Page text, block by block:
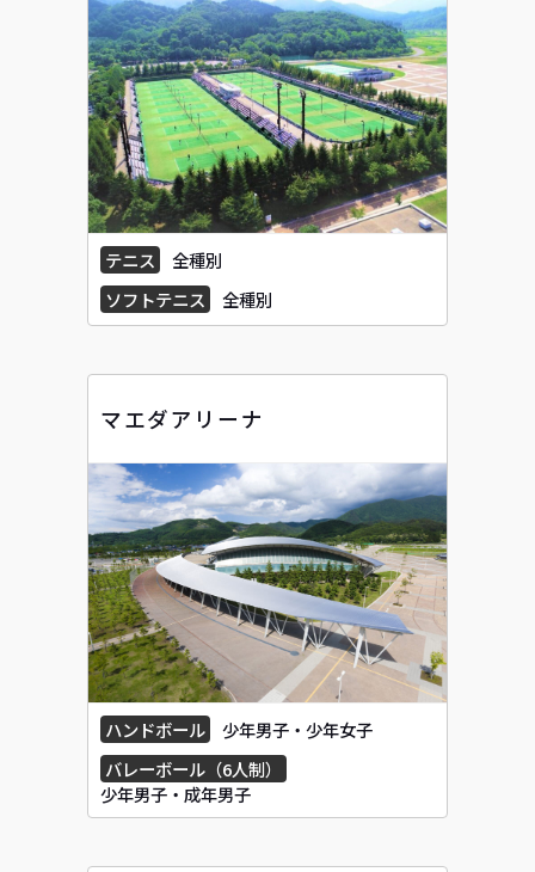
テニス
全種別
ソフトテニス
全種別
マエダアリーナ
ハンドボール
少年男子・少年女子
バレーボール（6人制）
少年男子・成年男子